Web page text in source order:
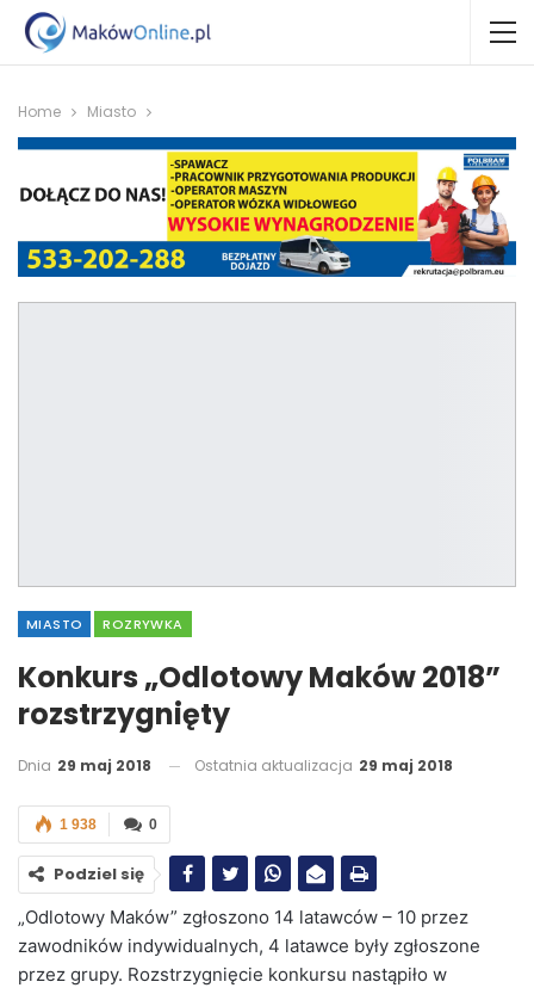
Home Miasto
MIASTO ROZRYWKA
Konkurs „Odlotowy Maków 2018”
rozstrzygnięty
Dnia 29 maj 2018 Ostatnia aktualizacja 29 maj 2018
0
1 938
Podziel się
„Odlotowy Maków” zgłoszono 14 latawców – 10 przez
zawodników indywidualnych, 4 latawce były zgłoszone
przez grupy. Rozstrzygnięcie konkursu nastąpiło w